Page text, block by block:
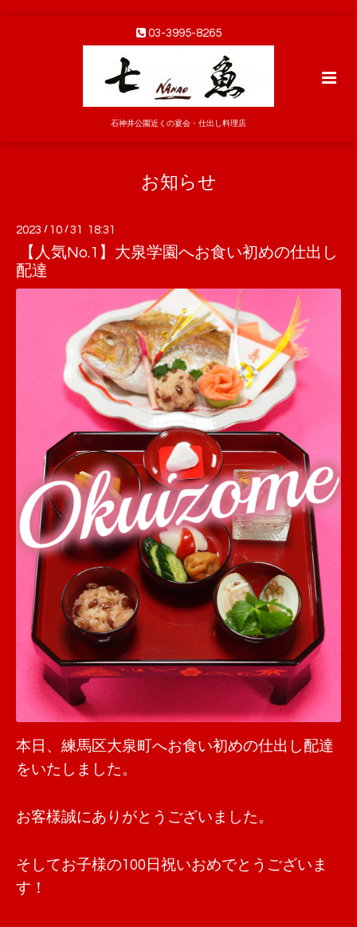
03-3995-8265
石神井公園近くの宴会・仕出し料理店
お知らせ
2023 / 10 /31 18:31
【人気No.1】大泉学園へお食い初めの仕出し
配達
本日、練馬区大泉町へお食い初めの仕出し配達
をいたしました。
お客様誠にありがとうございました。
そしてお子様の100日祝いおめでとうございま
す！